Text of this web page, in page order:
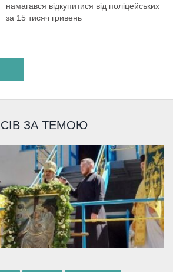
намагався відкупитися від поліцейських
за 15 тисяч гривень
ЗА ТЕМОЮ